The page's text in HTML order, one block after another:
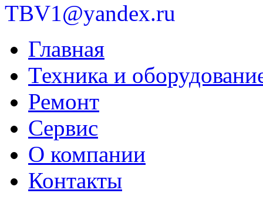
TBV1@yandex.ru
Главная
Техника и
Ремонт
Сервис
О компании
Контакты